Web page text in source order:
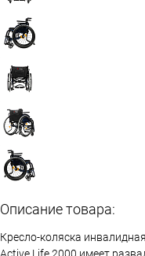
Описание товара:
Кресло-коляска